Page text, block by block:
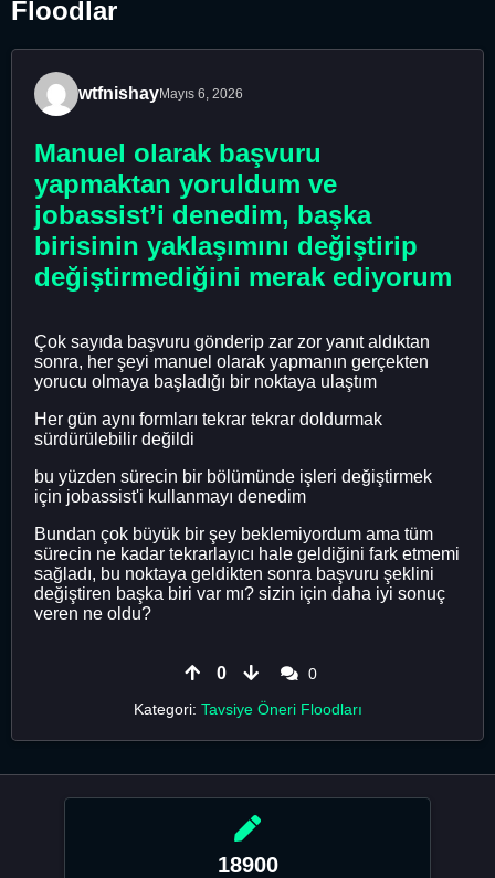
Floodlar
wtfnishayMayıs 6, 2026
Manuel olarak başvuru
yapmaktan yoruldum ve
jobassist’i denedim, başka
birisinin yaklaşımını değiştirip
değiştirmediğini merak ediyorum
Çok sayıda başvuru gönderip zar zor yanıt aldıktan
sonra, her şeyi manuel olarak yapmanın gerçekten
yorucu olmaya başladığı bir noktaya ulaştım
Her gün aynı formları tekrar tekrar doldurmak
sürdürülebilir değildi
bu yüzden sürecin bir bölümünde işleri değiştirmek
için jobassist'i kullanmayı denedim
Bundan çok büyük bir şey beklemiyordum ama tüm
sürecin ne kadar tekrarlayıcı hale geldiğini fark etmemi
sağladı, bu noktaya geldikten sonra başvuru şeklini
değiştiren başka biri var mı? sizin için daha iyi sonuç
veren ne oldu?
0
0
Kategori: Tavsiye Öneri Floodları
18900